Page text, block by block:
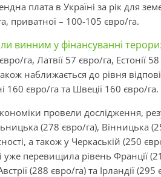
плата в Україні за рік для
приватної – 100-105 євро/га.
винним у фінансуванні
га, Латвії 57 євро/га, Естонії
наближається до рівня
160 євро/га та Швеції 160 євро/га.
провели дослідження,
(278 євро/га), Вінницька
а також у Черкаській (250
уже перевищила рівень Франції
(288 євро/га) та Ірландії (295